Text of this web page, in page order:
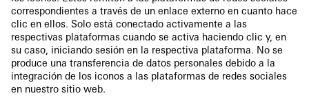
correspondientes a través de un enlace externo en cuanto hace
clic en ellos. Solo está conectado activamente a las
respectivas plataformas cuando se activa haciendo clic y, en
su caso, iniciando sesión en la respectiva plataforma. No se
produce una transferencia de datos personales debido a la
integración de los iconos a las plataformas de redes sociales
en nuestro sitio web.